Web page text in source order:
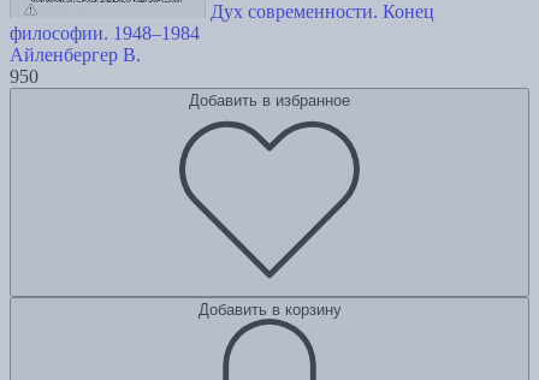
Дух современности. Конец
философии. 1948–1984
Айленбергер В.
950
Добавить в избранное
Добавить в корзину